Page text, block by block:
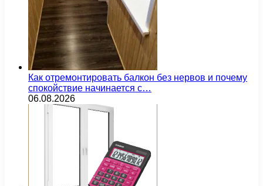
Как отремонтировать балкон без нервов и почему
спокойствие начинается с…
06.08.2026